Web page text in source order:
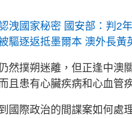
洩國家秘密 國安部：判2
驅逐返抵墨爾本 澳外長黃
然撲朔迷離，但正逢中澳
且患有心臟疾病和心血管
國際政治的間諜案如何處